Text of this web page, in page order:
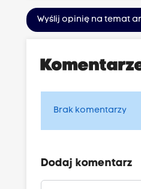
Wyślij opinię na temat
Brak komentarzy
Dodaj komentarz